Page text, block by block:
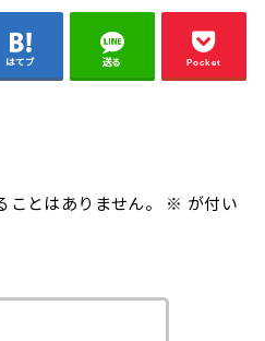
はてブ 送る Pocket
ことはありません。 ※ が付い